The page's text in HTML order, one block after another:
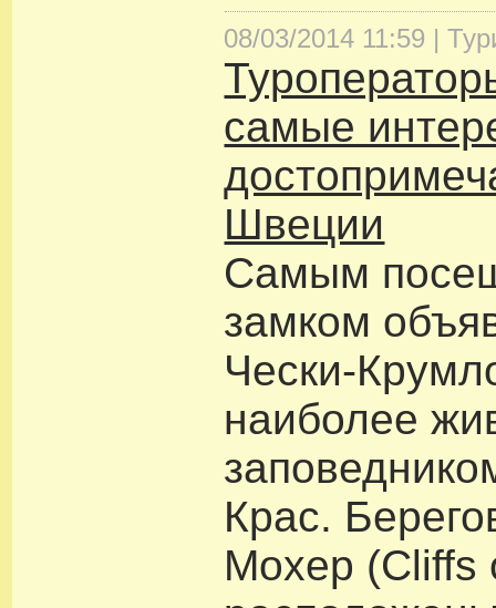
08/03/2014 11:59 |
самые
Швеции
Самым
замком
Чески-
наиболее
Крас.
Мохер (Cliffs